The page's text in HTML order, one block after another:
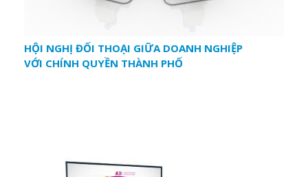
HỘI NGHỊ ĐỐI THOẠI GIỮA DOANH NGHIỆP
VỚI CHÍNH QUYỀN THÀNH PHỐ